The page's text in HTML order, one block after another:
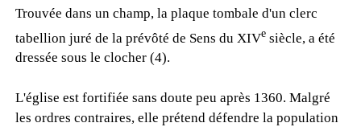
Trouvée dans un champ, la plaque tombale d'un clerc
tabellion juré de la prévôté de Sens du XIVesiècle, a été
dressée sous le clocher (4).
L'église est fortifiée sans doute peu après 1360. Malgré
les ordres contraires, elle prétend défendre la population